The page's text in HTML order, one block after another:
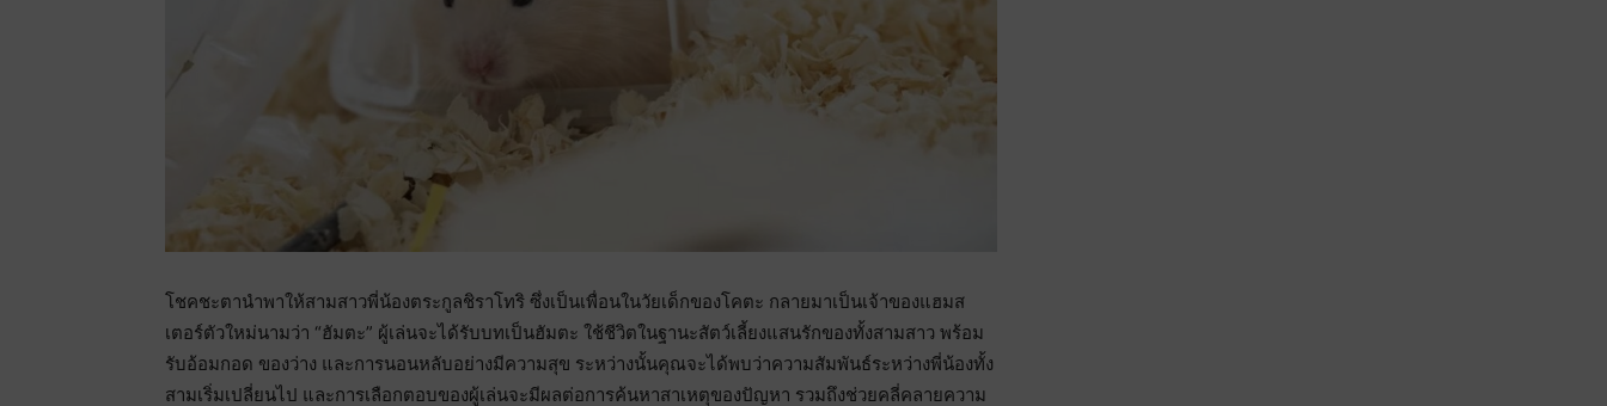
โชคชะตานำพาให้สามสาวพี่น้องตระกูลชิราโทริ ซึ่งเป็นเพื่อนในวัยเด็กของโคตะ กลายมาเป็นเจ้าของแฮมส
เตอร์ตัวใหม่นามว่า “ฮัมตะ” ผู้เล่นจะได้รับบทเป็นฮัมตะ ใช้ชีวิตในฐานะสัตว์เลี้ยงแสนรักของทั้งสามสาว พร้อม
รับอ้อมกอด ของว่าง และการนอนหลับอย่างมีความสุข ระหว่างนั้นคุณจะได้พบว่าความสัมพันธ์ระหว่างพี่น้องทั้ง
สามเริ่มเปลี่ยนไป และการเลือกตอบของผู้เล่นจะมีผลต่อการค้นหาสาเหตุของปัญหา รวมถึงช่วยคลี่คลายความ